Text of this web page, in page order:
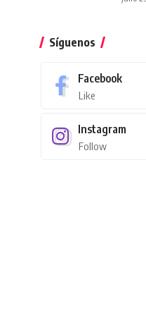
Síguenos
Facebook
Like
Instagram
Follow